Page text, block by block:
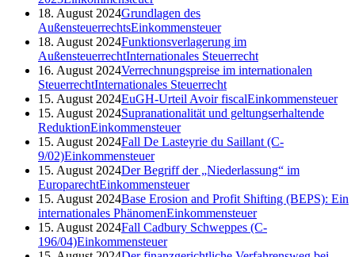
18. August 2024Grundlagen des
AußensteuerrechtsEinkommensteuer
18. August 2024Funktionsverlagerung im
AußensteuerrechtInternationales Steuerrecht
16. August 2024Verrechnungspreise im internationalen
SteuerrechtInternationales Steuerrecht
15. August 2024EuGH-Urteil Avoir fiscalEinkommensteuer
15. August 2024Supranationalität und geltungserhaltende
ReduktionEinkommensteuer
15. August 2024Fall De Lasteyrie du Saillant (C-
9/02)Einkommensteuer
15. August 2024Der Begriff der „Niederlassung“ im
EuroparechtEinkommensteuer
15. August 2024Base Erosion and Profit Shifting (BEPS): Ein
internationales PhänomenEinkommensteuer
15. August 2024Fall Cadbury Schweppes (C-
196/04)Einkommensteuer